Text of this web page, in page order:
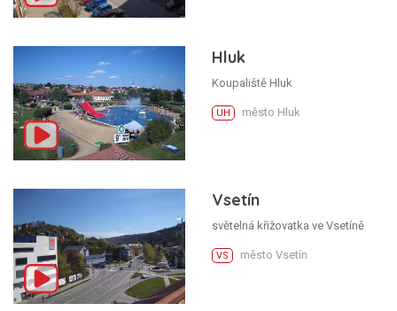
Hluk
Koupaliště Hluk
UH město Hluk
Vsetín
světelná křižovatka ve Vsetíně
VS město Vsetín